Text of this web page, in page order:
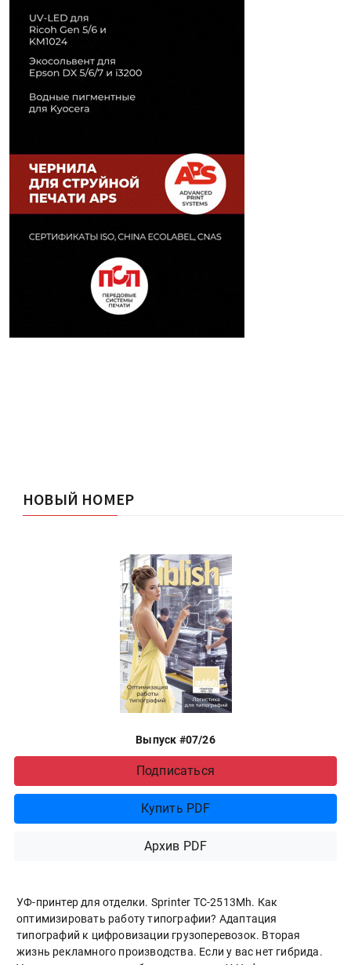
НОВЫЙ НОМЕР
Выпуск #07/26
Подписаться
Купить PDF
Архив PDF
УФ-принтер для отделки. Sprinter ТС-2513Mh. Как
оптимизировать работу типографии? Адаптация
типографий к цифровизации грузоперевозок. Вторая
жизнь рекламного производства. Если у вас нет гибрида.